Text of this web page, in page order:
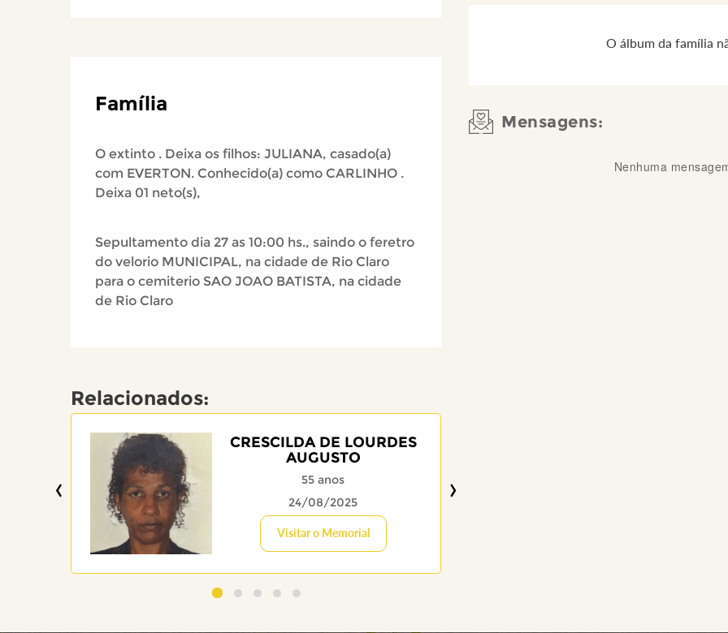
Família
O extinto . Deixa os filhos: JULIANA, casado(a)
com EVERTON. Conhecido(a) como CARLINHO .
Deixa 01 neto(s),
Sepultamento dia 27 as 10:00 hs., saindo o feretro
do velorio MUNICIPAL, na cidade de Rio Claro
para o cemiterio SAO JOAO BATISTA, na cidade
de Rio Claro
Relacionados:
CRESCILDA DE LOURDES
AUGUSTO
55 anos
24/08/2025
Visitar o Memorial
‹ ›
O álbum da família
Mensagens:
Nenhuma